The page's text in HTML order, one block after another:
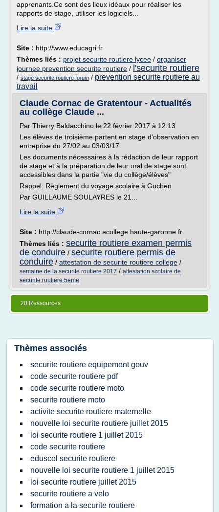
apprenants.Ce sont des lieux idéaux pour réaliser les
rapports de stage, utiliser les logiciels...
Lire la suite
Site : http://www.educagri.fr
Thèmes liés : projet securite routiere lycee / organiser
journee prevention securite routiere / l'securite routiere
/ stage securite routiere forum / prevention securite routiere au
travail
Claude Cornac de Gratentour - Actualités
au collège Claude ...
Par Thierry Baldacchino le 22 février 2017 à 12:13
Les élèves de troisième partent en stage d'observation en
entreprise du 27/02 au 03/03/17.
Les documents nécessaires à la rédaction de leur rapport
de stage et à la préparation de leur oral de stage sont
accessibles dans la partie "vie du collège/élèves"
Rappel: Règlement du voyage scolaire à Guchen
Par GUILLAUME SOULAYRES le 21...
Lire la suite
Site : http://claude-cornac.ecollege.haute-garonne.fr
Thèmes liés : securite routiere examen permis
de conduire / securite routiere permis de
conduire / attestation de securite routiere college /
semaine de la securite routiere 2017 / attestation scolaire de
securite routiere 5eme
20 Ressources
Thèmes associés
securite routiere equipement gouv
code securite routiere pdf
code securite routiere moto
securite routiere moto
activite securite routiere maternelle
nouvelle loi securite routiere juillet 2015
loi securite routiere 1 juillet 2015
code securite routiere
eduscol securite routiere
nouvelle loi securite routiere 1 juillet 2015
loi securite routiere juillet 2015
securite routiere a velo
formation a la securite routiere